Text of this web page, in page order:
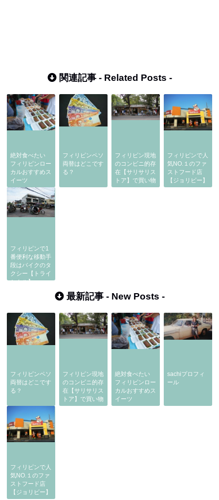
関連記事 - Related Posts -
絶対食べたい
フィリピンロー
カルおすすめス
イーツ
フィリピンペソ
両替はどこです
る？
フィリピン現地
のコンビニ的存
在【サリサリス
トア】で買い物
フィリピンで人
気NO.１のファ
ストフード店
【ジョリビー】
フィリピンで1
番便利な移動手
段はバイクのタ
クシー【トライ
シクル】
最新記事 - New Posts -
フィリピンペソ
両替はどこです
る？
フィリピン現地
のコンビニ的存
在【サリサリス
トア】で買い物
絶対食べたい
フィリピンロー
カルおすすめス
イーツ
sachiプロフィ
ール
フィリピンで人
気NO.１のファ
ストフード店
【ジョリビー】